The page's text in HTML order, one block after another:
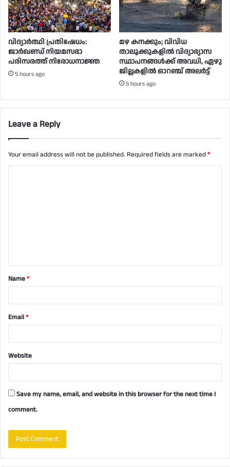
വിദ്യാർത്ഥി പ്രതിഷേധം:
ജാർഖണ്ഡ് നിയമസഭാ
പരിസരത്ത് നിരോധനാജ്ഞ
5 hours ago
മഴ കനക്കും; വിവിധ
താലൂക്കുകളില്‍ വിദ്യാഭ്യാസ
സ്ഥാപനങ്ങള്‍ക്ക് അവധി, ഏഴു
ജില്ലകളില്‍ ഓറഞ്ച് അലർ‌ട്ട്
5 hours ago
Leave a Reply
Your email address will not be published. Required fields are marked*
t
*Name*
Email*
Website
Save my name, email, and website in this browser for the next time I
comment.